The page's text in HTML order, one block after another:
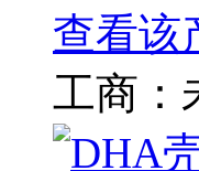
查看该
工商：